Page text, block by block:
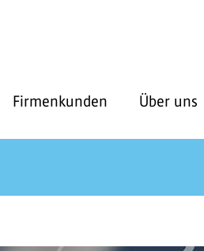
Firmenkunden Über uns